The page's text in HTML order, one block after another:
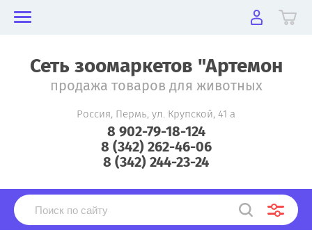
Сеть зоомаркетов "Артемон
продажа товаров для животных
Россия, Пермь, ул. Крупской, 41 а
8 902-79-18-124
8 (342) 262-46-06
8 (342) 244-23-24